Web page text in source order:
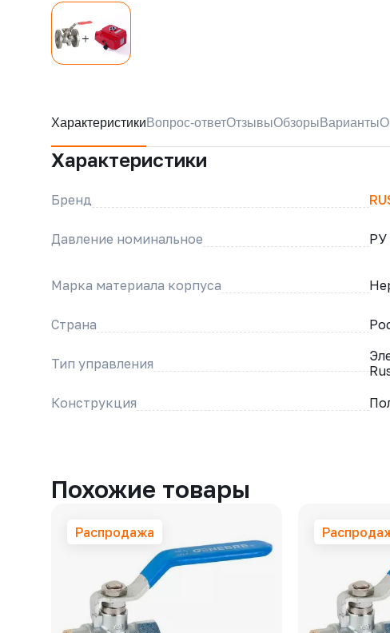
Характеристики Вопрос-ответОтзывыОбзоры Варианты
Характеристики
Бренд
Давление номинальное РУ
Марка материала корпуса
Страна
Тип управления
Конструкция
Похожие товары
Распродажа